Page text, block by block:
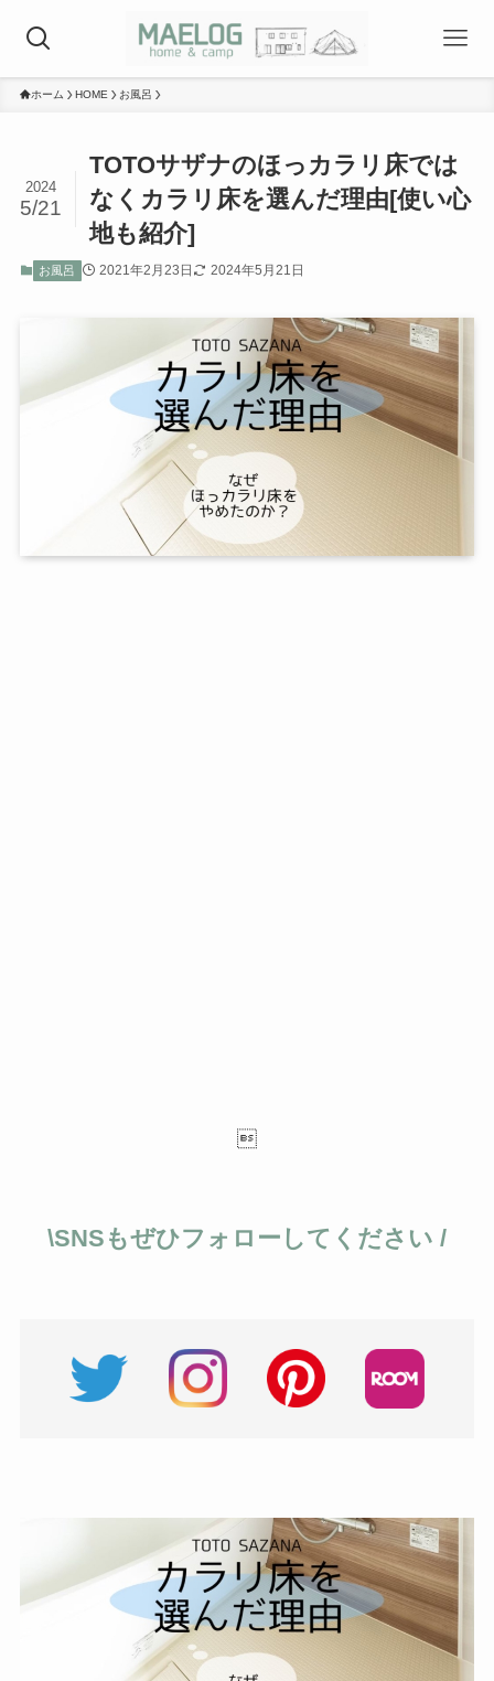
ホーム HOME お風呂
TOTOサザナのほっカラリ床では
なくカラリ床を選んだ理由[使い心
地も紹介]
2024
5/21
お風呂 2021年2月23日 2024年5月21日

\SNSもぜひフォローしてください /